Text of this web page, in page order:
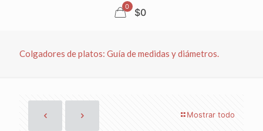
0 $0
Colgadores de platos: Guía de medidas y diámetros.
Mostrar todo